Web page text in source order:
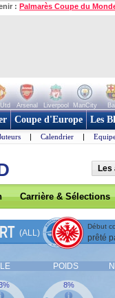
: Palmarès Coupe du
Arsenal Liverpool ManCity
Coupe d'Europe Les
| Calendrier |
Carrière & Sélections
(ALL)
Début
prêté
POIDS
8%